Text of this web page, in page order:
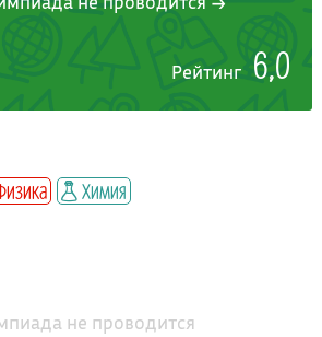
Рейтинг 6,0
Химия
не проводится